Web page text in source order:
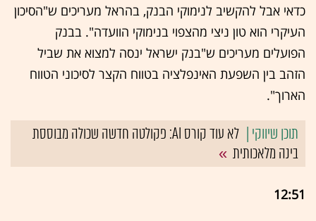
כדאי אבל להקשיב לנימוקי הבנק, בהראל מעריכים ש"הסיכון
העיקרי הוא טון ניצי מהצפוי בנימוקי הוועדה". בבנק
הפועלים מעריכים ש"בנק ישראל ינסה למצוא את שביל
הזהב בין השפעת האינפלציה בטווח הקצר לסיכוני הטווח
הארוך".
לא עוד קורס AI: פקולטה חדשה שכולה מבוססת
בינה מלאכותית
12:51